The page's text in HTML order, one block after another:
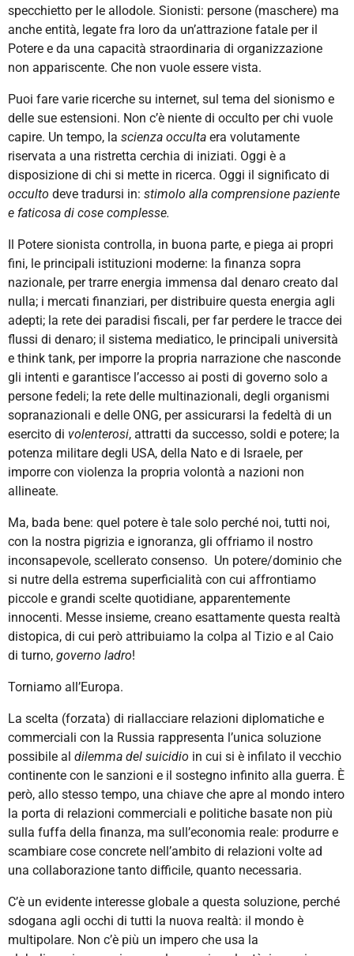
specchietto per le allodole. Sionisti: persone (maschere) ma
anche entità, legate fra loro da un’attrazione fatale per il
Potere e da una capacità straordinaria di organizzazione
non appariscente. Che non vuole essere vista.
Puoi fare varie ricerche su internet, sul tema del sionismo e
delle sue estensioni. Non c’è niente di occulto per chi vuole
capire. Un tempo, la scienza occulta era volutamente
riservata a una ristretta cerchia di iniziati. Oggi è a
disposizione di chi si mette in ricerca. Oggi il significato di
occulto deve tradursi in: stimolo alla comprensione paziente
e faticosa di cose complesse.
Il Potere sionista controlla, in buona parte, e piega ai propri
fini, le principali istituzioni moderne: la finanza sopra
nazionale, per trarre energia immensa dal denaro creato dal
nulla; i mercati finanziari, per distribuire questa energia agli
adepti; la rete dei paradisi fiscali, per far perdere le tracce dei
flussi di denaro; il sistema mediatico, le principali università
e think tank, per imporre la propria narrazione che nasconde
gli intenti e garantisce l’accesso ai posti di governo solo a
persone fedeli; la rete delle multinazionali, degli organismi
sopranazionali e delle ONG, per assicurarsi la fedeltà di un
esercito di volenterosi, attratti da successo, soldi e potere; la
potenza militare degli USA, della Nato e di Israele, per
imporre con violenza la propria volontà a nazioni non
allineate.
Ma, bada bene: quel potere è tale solo perché noi, tutti noi,
con la nostra pigrizia e ignoranza, gli offriamo il nostro
inconsapevole, scellerato consenso. Un potere/dominio che
si nutre della estrema superficialità con cui affrontiamo
piccole e grandi scelte quotidiane, apparentemente
innocenti. Messe insieme, creano esattamente questa realtà
distopica, di cui però attribuiamo la colpa al Tizio e al Caio
di turno, governo ladro!
Torniamo all’Europa.
La scelta (forzata) di riallacciare relazioni diplomatiche e
commerciali con la Russia rappresenta l’unica soluzione
possibile al dilemma del suicidio in cui si è infilato il vecchio
continente con le sanzioni e il sostegno infinito alla guerra. È
però, allo stesso tempo, una chiave che apre al mondo intero
la porta di relazioni commerciali e politiche basate non più
sulla fuffa della finanza, ma sull’economia reale: produrre e
scambiare cose concrete nell’ambito di relazioni volte ad
una collaborazione tanto difficile, quanto necessaria.
C’è un evidente interesse globale a questa soluzione, perché
sdogana agli occhi di tutti la nuova realtà: il mondo è
multipolare. Non c’è più un impero che usa la